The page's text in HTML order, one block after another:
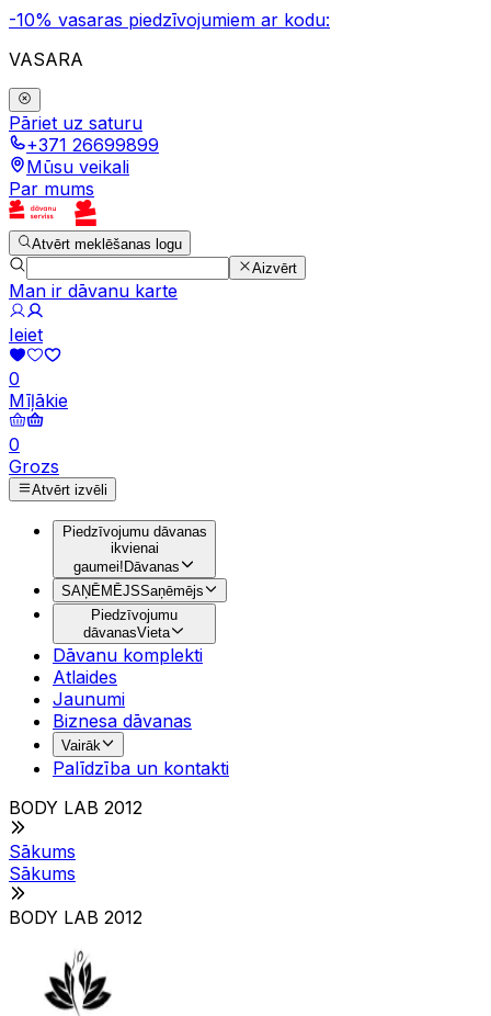
-10% vasaras piedzīvojumiem ar kodu:
VASARA
Pāriet uz saturu
+371 26699899
Mūsu veikali
Par mums
Atvērt meklēšanas logu
Aizvērt
Man ir dāvanu karte
Ieiet
0
Mīļākie
0
Grozs
Atvērt izvēli
Piedzīvojumu dāvanas
ikvienai
gaumei!Dāvanas
SAŅĒMĒJSSaņēmējs
Piedzīvojumu
dāvanasVieta
Dāvanu komplekti
Atlaides
Jaunumi
Biznesa dāvanas
Vairāk
Palīdzība un kontakti
BODY LAB 2012
Sākums
Sākums
BODY LAB 2012